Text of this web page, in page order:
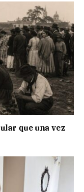
que una vez